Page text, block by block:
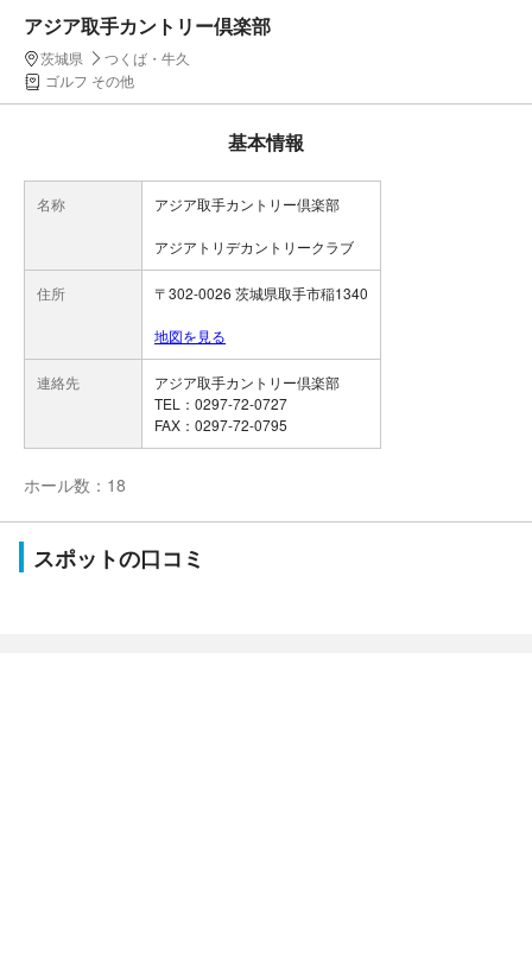
アジア取手カントリー倶楽部
茨城県
つくば・牛久
ゴルフ その他
基本情報
名称 アジア取手カントリー倶楽部
アジアトリデカントリークラブ
住所 〒302-0026 茨城県取手市稲1340
地図を見る
連絡先
アジア取手カントリー倶楽部
TEL：0297-72-0727
FAX：0297-72-0795
ホール数：18
スポットの口コミ